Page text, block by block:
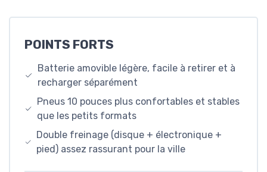
POINTS FORTS
Batterie amovible légère, facile à retirer et à
recharger séparément
Pneus 10 pouces plus confortables et stables
que les petits formats
Double freinage (disque + électronique +
pied) assez rassurant pour la ville